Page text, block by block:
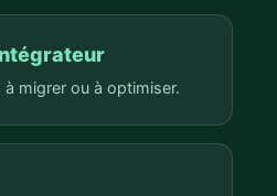
migrer ou à optimiser.